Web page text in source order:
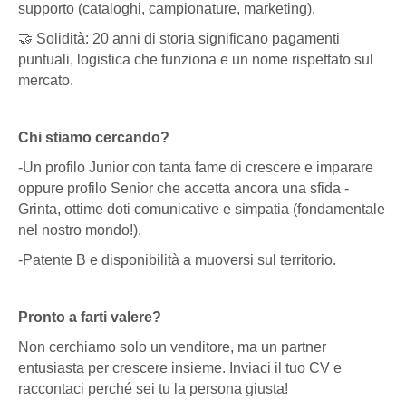
supporto (cataloghi, campionature, marketing).
🤝 Solidità: 20 anni di storia significano pagamenti
puntuali, logistica che funziona e un nome rispettato sul
mercato.
Chi stiamo cercando?
-Un profilo Junior con tanta fame di crescere e imparare
oppure profilo Senior che accetta ancora una sfida -
Grinta, ottime doti comunicative e simpatia (fondamentale
nel nostro mondo!).
-Patente B e disponibilità a muoversi sul territorio.
Pronto a farti valere?
Non cerchiamo solo un venditore, ma un partner
entusiasta per crescere insieme. Inviaci il tuo CV e
raccontaci perché sei tu la persona giusta!